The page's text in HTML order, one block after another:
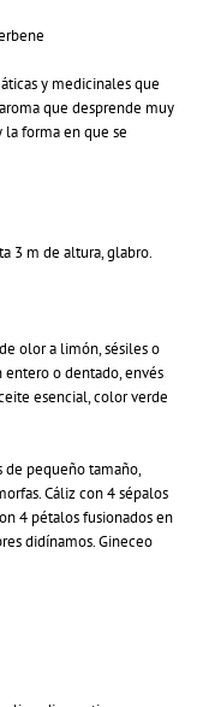
y medicinales que
que desprende muy
forma en que se
3 m de altura, glabro.
olor a limón, sésiles o
o dentado, envés
esencial, color verde
de pequeño tamaño,
Cáliz con 4 sépalos
4 pétalos fusionados en
didínamos. Gineceo